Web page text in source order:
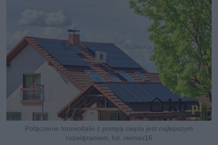
Połączenie fotowoltaiki z pompą ciepła jest najlepszym
rozwiązaniem, fot. reimax16